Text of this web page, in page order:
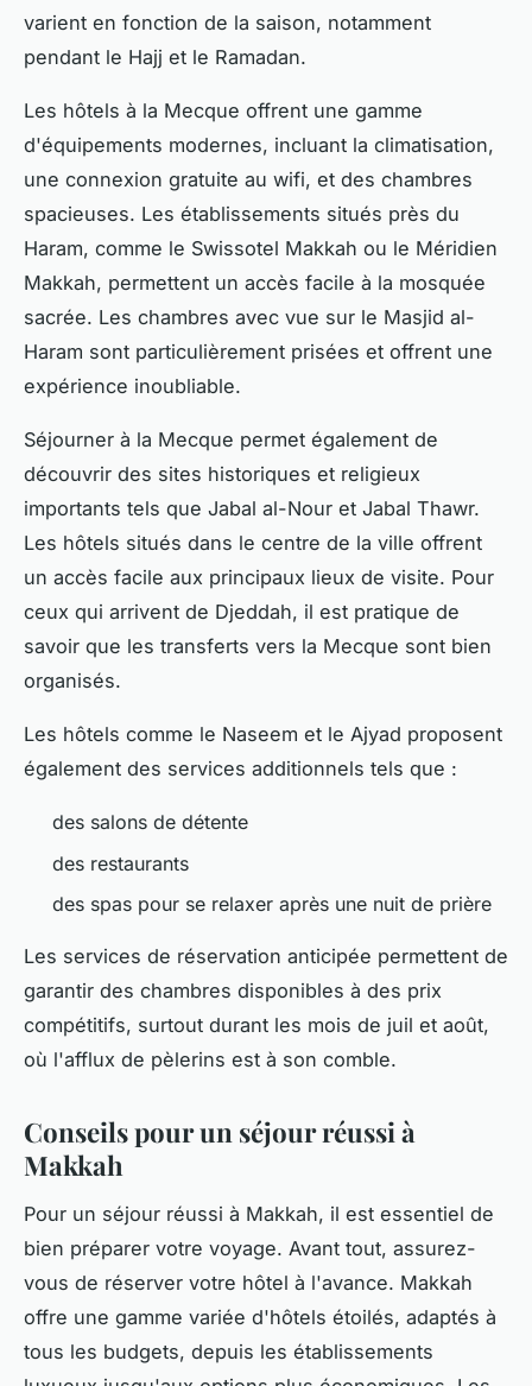
varient en fonction de la saison, notamment
pendant le Hajj et le Ramadan.
Les hôtels à la Mecque offrent une gamme
d'équipements modernes, incluant la climatisation,
une connexion gratuite au wifi, et des chambres
spacieuses. Les établissements situés près du
Haram, comme le Swissotel Makkah ou le Méridien
Makkah, permettent un accès facile à la mosquée
sacrée. Les chambres avec vue sur le Masjid al-
Haram sont particulièrement prisées et offrent une
expérience inoubliable.
Séjourner à la Mecque permet également de
découvrir des sites historiques et religieux
importants tels que Jabal al-Nour et Jabal Thawr.
Les hôtels situés dans le centre de la ville offrent
un accès facile aux principaux lieux de visite. Pour
ceux qui arrivent de Djeddah, il est pratique de
savoir que les transferts vers la Mecque sont bien
organisés.
Les hôtels comme le Naseem et le Ajyad proposent
également des services additionnels tels que :
des salons de détente
des restaurants
des spas pour se relaxer après une nuit de prière
Les services de réservation anticipée permettent de
garantir des chambres disponibles à des prix
compétitifs, surtout durant les mois de juil et août,
où l'afflux de pèlerins est à son comble.
Conseils pour un séjour réussi à
Makkah
Pour un séjour réussi à Makkah, il est essentiel de
bien préparer votre voyage. Avant tout, assurez-
vous de réserver votre hôtel à l'avance. Makkah
offre une gamme variée d'hôtels étoilés, adaptés à
tous les budgets, depuis les établissements